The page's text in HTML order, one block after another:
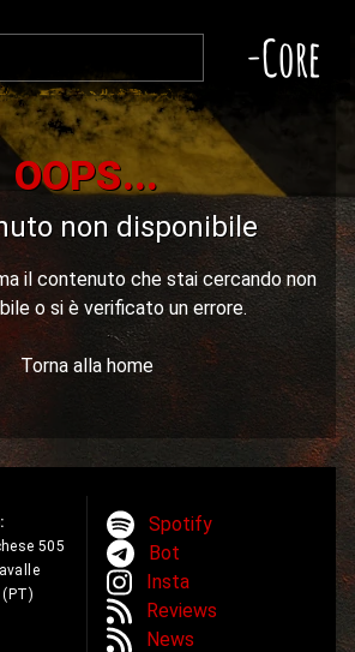
-Core
OOPS...
non disponibile
il contenuto che stai cercando non
o si è verificato un errore.
Torna alla home
505
Spotify
Bot
Insta
Reviews
News